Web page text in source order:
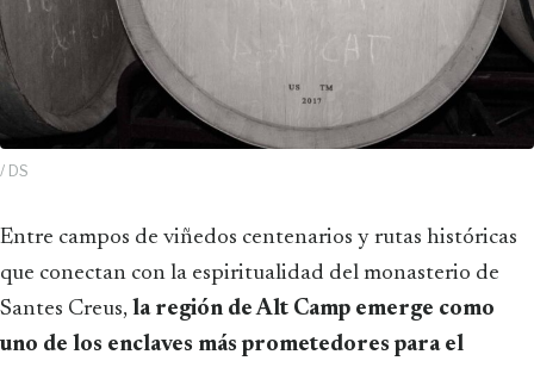
/ DS
Entre campos de viñedos centenarios y rutas históricas
que conectan con la espiritualidad del monasterio de
Santes Creus, la región de Alt Camp emerge como
uno de los enclaves más prometedores para el